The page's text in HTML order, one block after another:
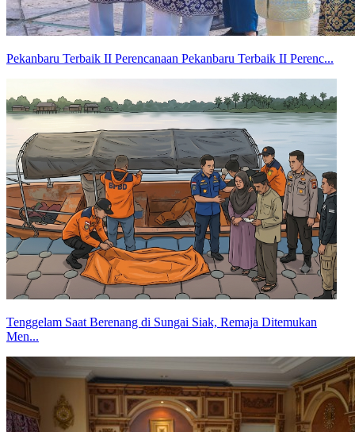
Pekanbaru Terbaik II Perencanaan Pekanbaru Terbaik II Perenc...
Tenggelam Saat Berenang di Sungai Siak, Remaja Ditemukan
Men...